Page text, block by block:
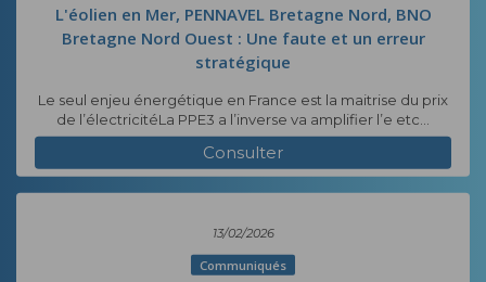
L'éolien en Mer, PENNAVEL Bretagne Nord, BNO
Bretagne Nord Ouest : Une faute et un erreur
stratégique
Le seul enjeu énergétique en France est la maitrise du prix
de l’électricitéLa PPE3 a l’inverse va amplifier l’e etc...
Consulter
13/02/2026
Communiqués